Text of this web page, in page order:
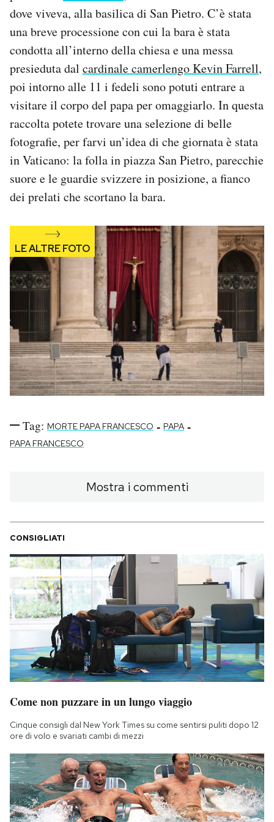
Notifiche mobile
Hai bisogno di aiuto?
Esci
dove viveva, alla basilica di San Pietro. C’è stata
una breve processione con cui la bara è stata
condotta all’interno della chiesa e una messa
presieduta dal cardinale camerlengo Kevin Farrell,
poi intorno alle 11 i fedeli sono potuti entrare a
visitare il corpo del papa per omaggiarlo. In questa
raccolta potete trovare una selezione di belle
fotografie, per farvi un’idea di che giornata è stata
in Vaticano: la folla in piazza San Pietro, parecchie
suore e le guardie svizzere in posizione, a fianco
dei prelati che scortano la bara.
Tag: MORTE PAPA FRANCESCO - PAPA -
PAPA FRANCESCO
Mostra i commenti
CONSIGLIATI
Come non puzzare in un lungo viaggio
Cinque consigli dal New York Times su come sentirsi puliti dopo 12
ore di volo e svariati cambi di mezzi